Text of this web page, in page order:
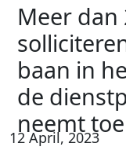
Meer dan
baan in
de
neemt
12 April, 2023